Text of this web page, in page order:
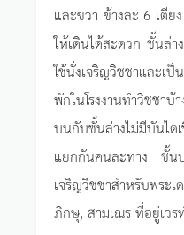
และขวา ข้างละ 6 เตีย
ให้เดินได้สะดวก ชั้นล่
ใช้นั่งเจริญวิชชาและเ
พักในโรงงานทำวิชชา
บนกับชั้นล่างไม่มีบันได
แยกกันคนละทาง ชั้น
เจริญวิชชาสำหรับพร
ภิกษุ, สามเณร ที่อยู่เวร